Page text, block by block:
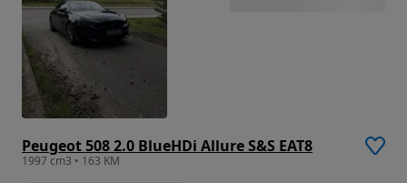
Peugeot 508 2.0 BlueHDi Allure S&S EAT8
1997 cm3 • 163 KM